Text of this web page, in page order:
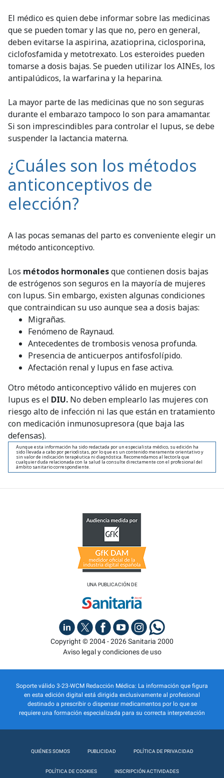
El médico es quien debe informar sobre las medicinas
que se pueden tomar y las que no, pero en general,
deben evitarse la aspirina, azatioprina, ciclosporina,
ciclofosfamida y metotrexato. Los esteroides pueden
tomarse a dosis bajas. Se pueden utilizar los AINEs, los
antipalúdicos, la warfarina y la heparina.
La mayor parte de las medicinas que no son seguras
durante el embarazo tampoco lo son para amamantar.
Si son imprescindibles para controlar el lupus, se debe
suspender la lactancia materna.
¿Cuáles son los métodos
anticonceptivos de
elección?
A las pocas semanas del parto es conveniente elegir un
método anticonceptivo.
Los métodos hormonalesque contienen dosis bajas
de estrógenos son seguros en la mayoría de mujeres
con lupus. Sin embargo, existen algunas condiciones
que contraindican su uso aunque sea a dosis bajas:
Migrañas.
Fenómeno de Raynaud.
Antecedentes de trombosis venosa profunda.
Presencia de anticuerpos antifosfolípido.
Afectación renal y lupus en fase activa.
Otro método anticonceptivo válido en mujeres con
lupus es el DIU. No deben emplearlo las mujeres con
riesgo alto de infección ni las que están en tratamiento
con medicación inmunosupresora (que baja las
defensas).
Aunque esta información ha sido redactada por un especialista médico, su edición ha
sido llevada a cabo por periodistas, por lo que es un contenido meramente orientativo y
sin valor de indicación terapéutica ni diagnóstica. Recomendamos al lector/a que
cualquier duda relacionada con la salud la consulte directamente con el profesional del
ámbito sanitario correspondiente.
UNA PUBLICACIÓN DE
Copyright © 2004 - 2026 Sanitaria 2000
Aviso legal y condiciones de uso
Soporte válido 3-23-WCM Redacción Médica: La información que figura
en esta edición digital está dirigida exclusivamente al profesional
destinado a prescribir o dispensar medicamentos por lo que se
requiere una formación especializada para su correcta interpretación
QUIÉNES SOMOS PUBLICIDAD POLÍTICA DE PRIVACIDAD
POLÍTICA DE COOKIES INSCRIPCIÓN ACTIVIDADES